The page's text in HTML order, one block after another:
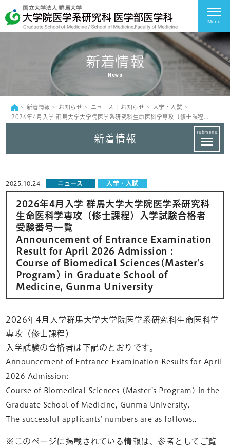
Menu
新着情報
submenu
新着情報
News
新着情報 お知らせ ニュース お知らせ
入学・入試
2025.10.24 ニュース 入学・入試
2026年4月入学 群馬大学大学院医学系研究科
生命医科学専攻（修士課程）入学試験合格者
受験番号一覧
Announcement of Entrance Examination
Result for April 2026 Admission :
Course of Biomedical Sciences(Master’s
Program) in Graduate School of
Medicine, Gunma University
2026年4月入学群馬大学大学院医学系研究科生命医科学
専攻（修士課程）
入学試験の合格者は下記のとおりです。
Announcement of Entrance Examination Results for April
2026 Admission:
Course of Biomedical Sciences (Master’s Program) in the
Graduate School of Medicine, Gunma University.
The successful applicants’ numbers are as follows..
※このページに掲載されている情報は、参考としてご覧